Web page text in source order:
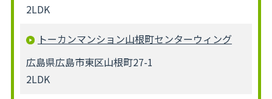
2LDK
トーカンマンション山根町センターウィング
広島県広島市東区山根町27-1
2LDK